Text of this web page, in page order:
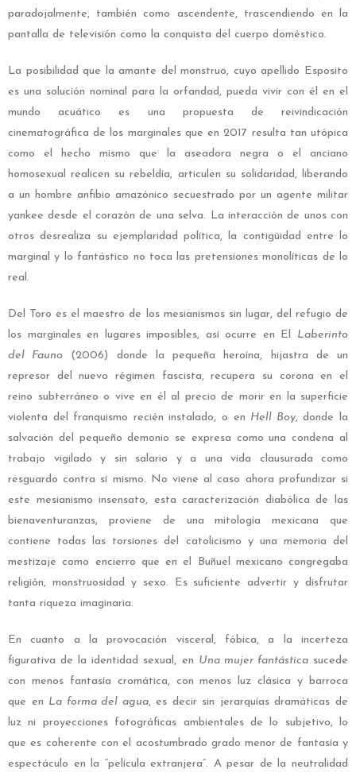
paradojalmente, también como ascendente, trascendiendo en la
pantalla de televisión como la conquista del cuerpo doméstico.
La posibilidad que la amante del monstruo, cuyo apellido Esposito
es una solución nominal para la orfandad, pueda vivir con él en el
mundo acuático es una propuesta de reivindicación
cinematográfica de los marginales que en 2017 resulta tan utópica
como el hecho mismo que la aseadora negra o el anciano
homosexual realicen su rebeldía, articulen su solidaridad, liberando
a un hombre anfibio amazónico secuestrado por un agente militar
yankee desde el corazón de una selva. La interacción de unos con
otros desrealiza su ejemplaridad política, la contigüidad entre lo
marginal y lo fantástico no toca las pretensiones monolíticas de lo
real.
Del Toro es el maestro de los mesianismos sin lugar, del refugio de
los marginales en lugares imposibles, así ocurre en El Laberinto
del Fauno (2006) donde la pequeña heroína, hijastra de un
represor del nuevo régimen fascista, recupera su corona en el
reino subterráneo o vive en él al precio de morir en la superficie
violenta del franquismo recién instalado, o en Hell Boy, donde la
salvación del pequeño demonio se expresa como una condena al
trabajo vigilado y sin salario y a una vida clausurada como
resguardo contra sí mismo. No viene al caso ahora profundizar si
este mesianismo insensato, esta caracterización diabólica de las
bienaventuranzas, proviene de una mitología mexicana que
contiene todas las torsiones del catolicismo y una memoria del
mestizaje como encierro que en el Buñuel mexicano congregaba
religión, monstruosidad y sexo. Es suficiente advertir y disfrutar
tanta riqueza imaginaria.
En cuanto a la provocación visceral, fóbica, a la incerteza
figurativa de la identidad sexual, en Una mujer fantásticasucede
con menos fantasía cromática, con menos luz clásica y barroca
que en La forma del agua, es decir sin jerarquías dramáticas de
luz ni proyecciones fotográficas ambientales de lo subjetivo, lo
que es coherente con el acostumbrado grado menor de fantasía y
espectáculo en la “película extranjera”. A pesar de la neutralidad